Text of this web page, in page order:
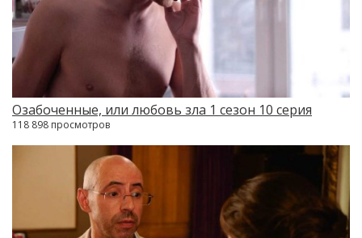
Озабоченные, или любовь зла 1 сезон 10 серия
118 898 просмотров